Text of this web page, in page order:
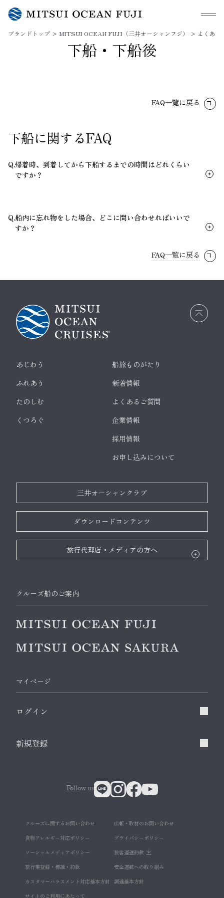
メニュ
ブランドトップ MITSUI OCEAN FUJI（三井オーシャンフジ） よくある
下船・下船後
FAQ一覧に戻る
下船に関するFAQ
Q.帰着時、到着してから下船するまでの時間はどれくらい
ですか？
Q.船内に忘れ物をした場合、どこに問い合わせればいいで
すか？
FAQ一覧に戻る
画面
最上
あじわう
ふれあう
たのしむ
くつろぐ
船旅ものがたり
新着情報
よくあるご質問
企業情報
採用情報
お申し込みについて
三井オーシャンクラブ
ダウンロードコンテンツ
旅行代理店・メディアの方へ
クルーズ船のご案内
マイページ
ログイン
新規登録
クルーズに関するお問い合わせ
広報・取材のお問い合わせ
食物アレルギー対応ポリシー
プライバシーポリシー
ソーシャルメディアポリシー
旅客運送約款
旅行業登録・標識・約款
安全運航への取り組み
カスタマーハラスメント対応基本方針
調達基本方針
サイトのご利用にあたって
Follow us